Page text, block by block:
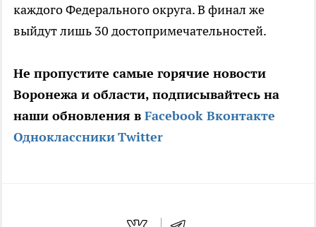
каждого Федерального округа. В финал же
выйдут лишь 30 достопримечательностей.
Не пропустите самые горячие новости
Воронежа и области, подписывайтесь на
наши обновления в Facebook Вконтакте
ОдноклассникиTwitter